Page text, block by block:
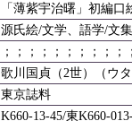
「薄紫宇治曙」初編口
源氏絵/文学、語学/文
；；；；；；；；；
歌川国貞（2世）（ウ
東京誌料
K660-13-45/東K660-